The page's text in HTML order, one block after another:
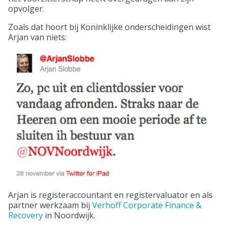
opvolger.
Zoals dat hoort bij Koninklijke onderscheidingen wist
Arjan van niets:
Arjan is registeraccountant en registervaluator en als
partner werkzaam bij Verhoff Corporate Finance &
Recovery in Noordwijk.